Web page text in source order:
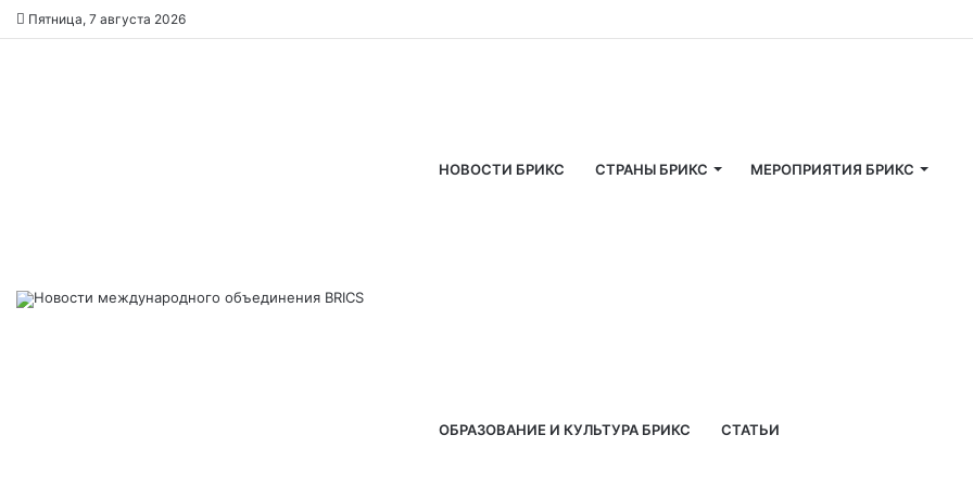
Пятница, 7 августа 2026
НОВОСТИ БРИКС СТРАНЫ БРИКС МЕРОПРИЯТИЯ БРИКС
ОБРАЗОВАНИЕ И КУЛЬТУРА БРИКС СТАТЬИ